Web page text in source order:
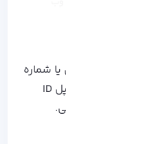
میشه از ایمیل یا شماره
تلفن کشورهای دیگر استفاده کنیم، اما بهتره با اپل ID